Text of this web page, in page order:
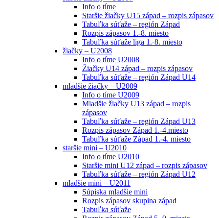
Info o tíme
Staršie žiačky U15 západ – rozpis zápasov
Tabuľka súťaže – región Západ
Rozpis zápasov 1.-8. miesto
Tabuľka súťaže liga 1.-8. miesto
žiačky – U2008
Info o tíme U2008
Žiačky U14 západ – rozpis zápasov
Tabuľka súťaže – región Západ U14
mladšie žiačky – U2009
Info o tíme U2009
Mladšie žiačky U13 západ – rozpis
zápasov
Tabuľka súťaže – región Západ U13
Rozpis zápasov Západ 1.-4.miesto
Tabuľka súťaže Západ 1.-4. miesto
staršie mini – U2010
Info o tíme U2010
Staršie mini U12 západ – rozpis zápasov
Tabuľka súťaže – región Západ U12
mladšie mini – U2011
Súpiska mladšie mini
Rozpis zápasov skupina západ
Tabuľka súťaže